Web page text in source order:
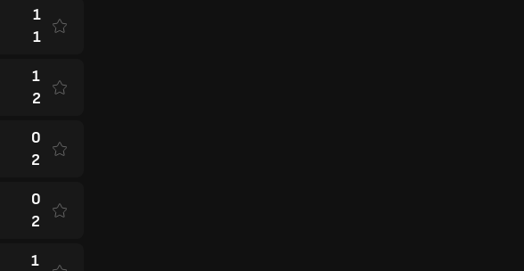
1
1
1
2
0
2
0
2
1